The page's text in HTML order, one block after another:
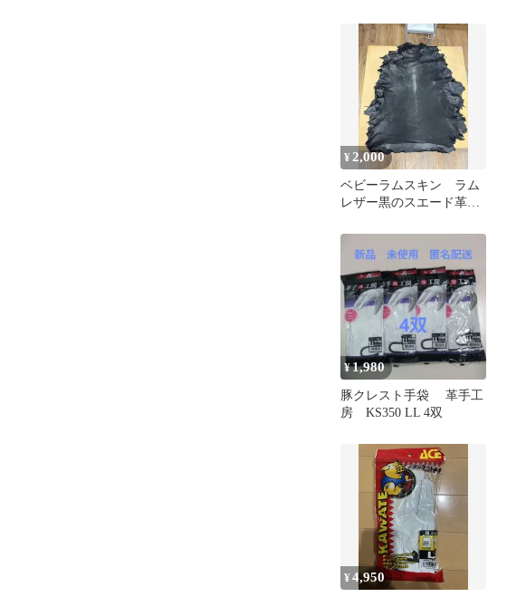
¥ 2,000
ベビーラムスキン ラム
レザー黒のスエード革、
ラック 1枚
¥1,980
豚クレスト手袋 革手工
房 KS350 LL 4双
¥4,950